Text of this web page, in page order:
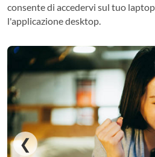
consente di accedervi sul tuo
l'applicazione desktop.
❮